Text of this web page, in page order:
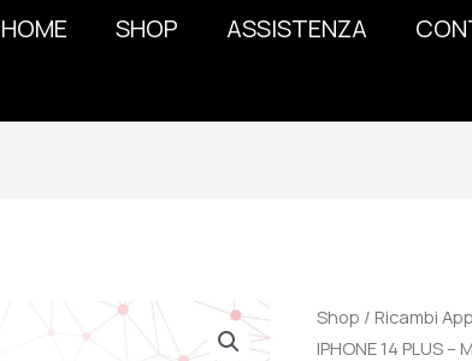
HOME SHOP ASSISTENZA
Shop / Ricambi
IPHONE 14 PLUS –
100%
ORIGINALE